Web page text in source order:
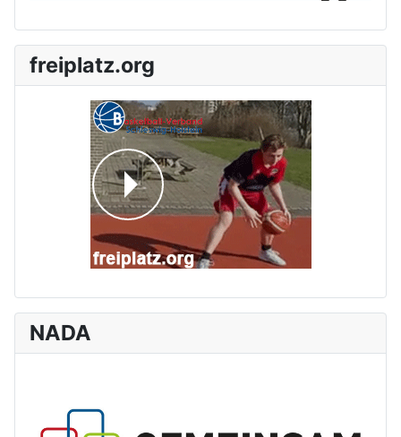
freiplatz.org
NADA